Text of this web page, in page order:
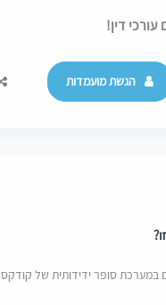
דין!
הגשת מועמדות
במערכת סופר ידידותית של קודקס